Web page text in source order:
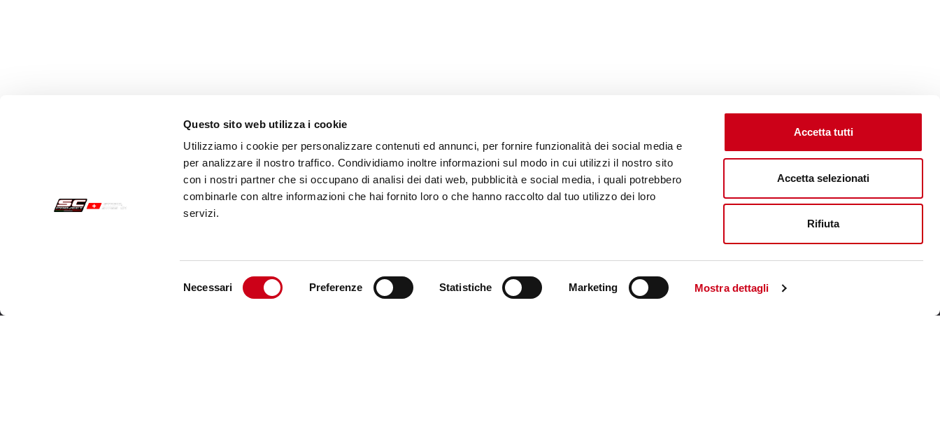
Questo sito web utilizza i cookie
Utilizziamo i cookie per personalizzare contenuti ed annunci, per fornire funzionalità dei social media e
per analizzare il nostro traffico. Condividiamo inoltre informazioni sul modo in cui utilizzi il nostro sito
con i nostri partner che si occupano di analisi dei dati web, pubblicità e social media, i quali potrebbero
combinarle con altre informazioni che hai fornito loro o che hanno raccolto dal tuo utilizzo dei loro
servizi.
Necessari Preferenze Statistiche Marketing Mostra dettagli
Accetta tutti
Accetta selezionati
Rifiuta
Service à la Clientèle Follow us